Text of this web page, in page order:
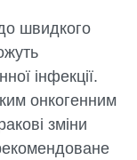
швидкого
інфекції.
онкогенним
зміни